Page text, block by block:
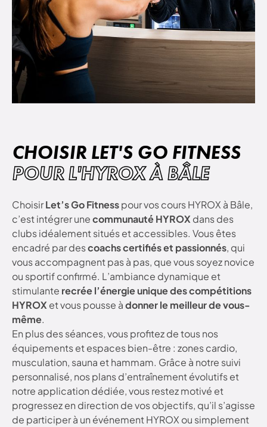
CHOISIR LET'S GO FITNESS
POUR L'HYROX À BÂLE
ChoisirLet’s Go Fitnesspour vos cours HYROX à Bâle,
c’est intégrer unecommunauté HYROX dans des
clubs idéalement situés et accessibles. Vous êtes
encadré par descoachs certifiés et passionnés, qui
vous accompagnent pas à pas, que vous soyez novice
ou sportif confirmé. L’ambiance dynamique et
stimulante recrée l’énergie unique des compétitions
HYROX et vous pousse àdonner le meilleur de vous-
même.
En plus des séances, vous profitez de tous nos
équipements et espaces bien-être : zones cardio,
musculation, sauna et hammam. Grâce à notre suivi
personnalisé, nos plans d’entraînement évolutifs et
notre application dédiée, vous restez motivé et
progressez en direction de vos objectifs, qu’il s’agisse
de participer à un événement HYROX ou simplement